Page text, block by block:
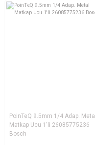
PoinTeQ 9.5mm 1/4 Adap. Metal
Matkap Ucu 1'li 26085775236
Bosch